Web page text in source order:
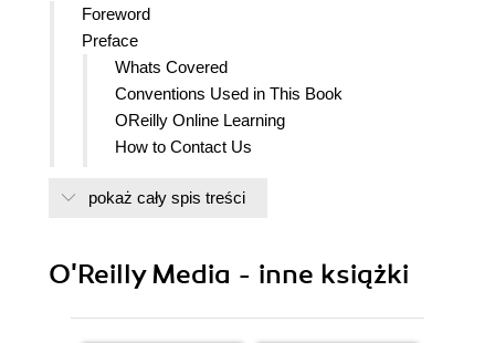
Foreword
Preface
Whats Covered
Conventions Used in This Book
OReilly Online Learning
How to Contact Us
1. Why Certify? An Introduction to the AWS AI
Recognition
pokaż cały spis treści
O'Reilly Media - inne książki